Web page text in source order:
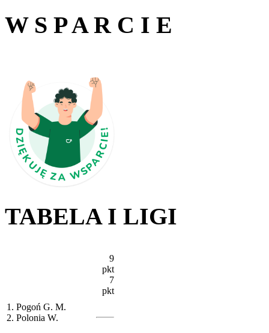
W S P A R C I E
TABELA I LIGI
1. Pogoń G. M.
2. Polonia W.
9
pkt
7
pkt